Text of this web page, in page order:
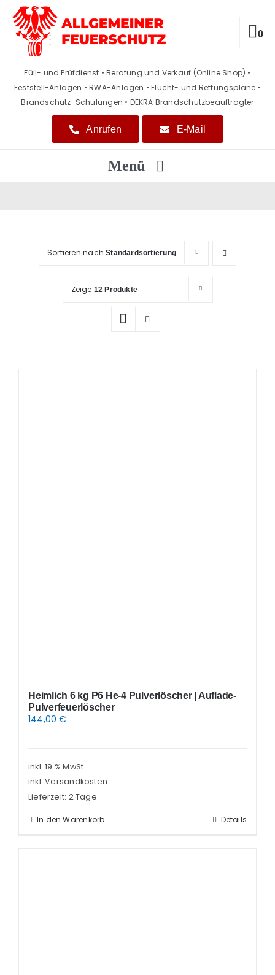
Zum
Inhalt
springen
Füll- und Prüfdienst • Beratung und Verkauf (Online Shop) •
Feststell-Anlagen • RWA-Anlagen • Flucht- und Rettungspläne •
Brandschutz-Schulungen • DEKRA Brandschutzbeauftragter
Anrufen E-Mail
0
Menü
Sortieren nachStandardsortierung
Zeige 12 Produkte
Heimlich 6 kg P6 He-4 Pulverlöscher | Auflade-
Pulverfeuerlöscher
144,00€
inkl. 19 % MwSt.
inkl. Versandkosten
Lieferzeit: 2 Tage
In den Warenkorb Details